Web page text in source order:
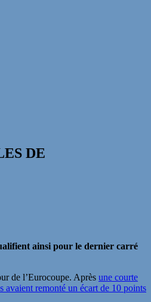
DE
ainsi pour le dernier carré
de l’Eurocoupe. Après une courte
avaient remonté un écart de 10 points